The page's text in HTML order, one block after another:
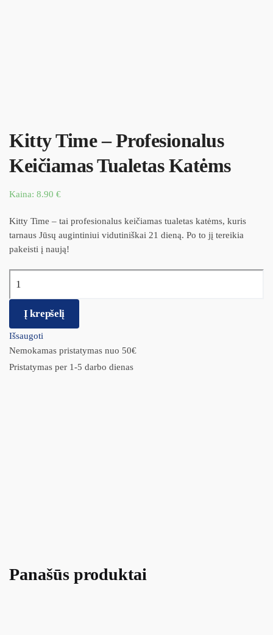
Kitty Time – Profesionalus
Keičiamas Tualetas Katėms
Kaina: 8.90 €
Kitty Time – tai profesionalus keičiamas tualetas katėms, kuris
tarnaus Jūsų augintiniui vidutiniškai 21 dieną. Po to jį tereikia
pakeisti į naują!
Į krepšelį
Išsaugoti
Nemokamas pristatymas nuo 50€
Pristatymas per 1-5 darbo dienas
Panašūs produktai